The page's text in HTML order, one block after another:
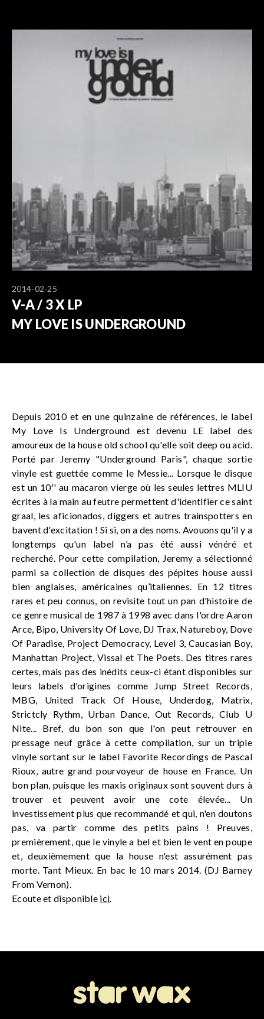
2014-02-25
V-A / 3 X LP
MY LOVE IS UNDERGROUND
Depuis 2010 et en une quinzaine de références, le label
My Love Is Underground est devenu LE label des
amoureux de la house old school qu'elle soit deep ou acid.
Porté par Jeremy "Underground Paris", chaque sortie
vinyle est guettée comme le Messie... Lorsque le disque
est un 10'' au macaron vierge où les seules lettres MLIU
écrites à la main au feutre permettent d'identifier ce saint
graal, les aficionados, diggers et autres trainspotters en
bavent d'excitation ! Si si, on a des noms. Avouons qu'il y a
longtemps qu'un label n’a pas été aussi vénéré et
recherché. Pour cette compilation, Jeremy a sélectionné
parmi sa collection de disques des pépites house aussi
bien anglaises, américaines qu’italiennes. En 12 titres
rares et peu connus, on revisite tout un pan d'histoire de
ce genre musical de 1987 à 1998 avec dans l'ordre Aaron
Arce, Bipo, University Of Love, DJ Trax, Natureboy, Dove
Of Paradise, Project Democracy, Level 3, Caucasian Boy,
Manhattan Project, Vissal et The Poets. Des titres rares
certes, mais pas des inédits ceux-ci étant disponibles sur
leurs labels d'origines comme Jump Street Records,
MBG, United Track Of House, Underdog, Matrix,
Strictcly Rythm, Urban Dance, Out Records, Club U
Nite... Bref, du bon son que l'on peut retrouver en
pressage neuf grâce à cette compilation, sur un triple
vinyle sortant sur le label Favorite Recordings de Pascal
Rioux, autre grand pourvoyeur de house en France. Un
bon plan, puisque les maxis originaux sont souvent durs à
trouver et peuvent avoir une cote élevée... Un
investissement plus que recommandé et qui, n'en doutons
pas, va partir comme des petits pains ! Preuves,
premièrement, que le vinyle a bel et bien le vent en poupe
et, deuxièmement que la house n'est assurément pas
morte. Tant Mieux. En bac le 10 mars 2014. (DJ Barney
From Vernon).
Ecoute et disponible ici.